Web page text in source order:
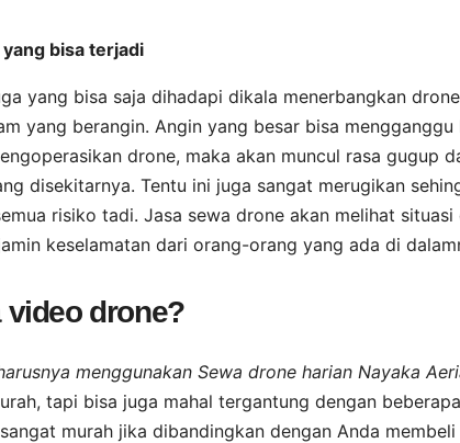
bisa terjadi
yang bisa saja dihadapi dikala menerbangkan
yang berangin. Angin yang besar bisa
drone, maka akan muncul rasa gugup
disekitarnya. Tentu ini juga sangat merugikan
risiko tadi. Jasa sewa drone akan melihat
keselamatan dari orang-orang yang ada di
video drone?
menggunakan Sewa drone harian Nayaka
tapi bisa juga mahal tergantung dengan
murah jika dibandingkan dengan Anda